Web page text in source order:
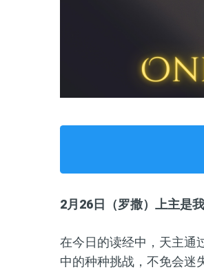
2月 26 日（罗撒） 上主是
在今日的读经中，天主通
中的种种挑战，不免会迷